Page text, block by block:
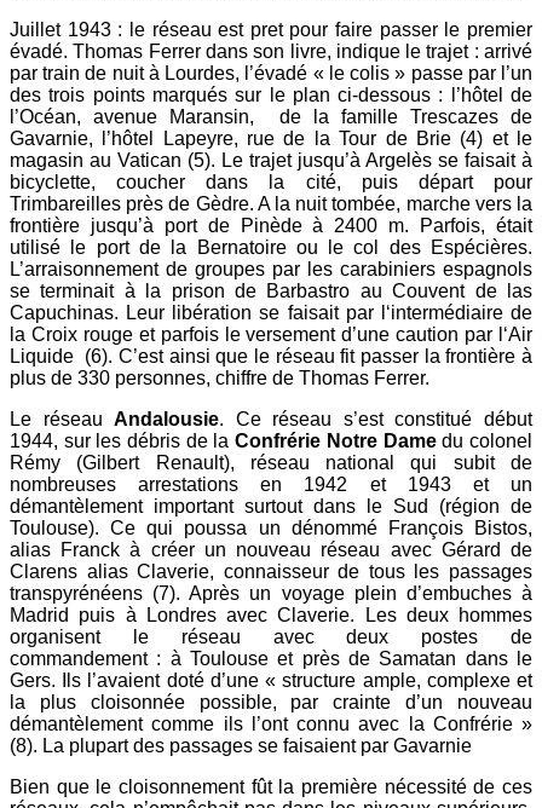
Juillet 1943 : le réseau est pret pour faire passer le premier
évadé. Thomas Ferrer dans son livre, indique le trajet : arrivé
par train de nuit à Lourdes, l’évadé « le colis » passe par l’un
des trois points marqués sur le plan ci-dessous : l’hôtel de
l’Océan, avenue Maransin, de la famille Trescazes de
Gavarnie, l’hôtel Lapeyre, rue de la Tour de Brie (4) et le
magasin au Vatican (5). Le trajet jusqu’à Argelès se faisait à
bicyclette, coucher dans la cité, puis départ pour
Trimbareilles près de Gèdre. A la nuit tombée, marche vers la
frontière jusqu’à port de Pinède à 2400 m. Parfois, était
utilisé le port de la Bernatoire ou le col des Espécières.
L’arraisonnement de groupes par les carabiniers espagnols
se terminait à la prison de Barbastro au Couvent de las
Capuchinas. Leur libération se faisait par l‘intermédiaire de
la Croix rouge et parfois le versement d’une caution par l‘Air
Liquide (6). C’est ainsi que le réseau fit passer la frontière à
plus de 330 personnes, chiffre de Thomas Ferrer.
Le réseauAndalousie. Ce réseau s’est constitué début
1944, sur les débris de laConfrérie Notre Damedu colonel
Rémy (Gilbert Renault), réseau national qui subit de
nombreuses arrestations en 1942 et 1943 et un
démantèlement important surtout dans le Sud (région de
Toulouse). Ce qui poussa un dénommé François Bistos,
alias Franck à créer un nouveau réseau avec Gérard de
Clarens alias Claverie, connaisseur de tous les passages
transpyrénéens (7). Après un voyage plein d’embuches à
Madrid puis à Londres avec Claverie. Les deux hommes
organisent le réseau avec deux postes de
commandement : à Toulouse et près de Samatan dans le
Gers. Ils l’avaient doté d’une « structure ample, complexe et
la plus cloisonnée possible, par crainte d’un nouveau
démantèlement comme ils l’ont connu avec la Confrérie »
(8). La plupart des passages se faisaient par Gavarnie
Bien que le cloisonnement fût la première nécessité de ces